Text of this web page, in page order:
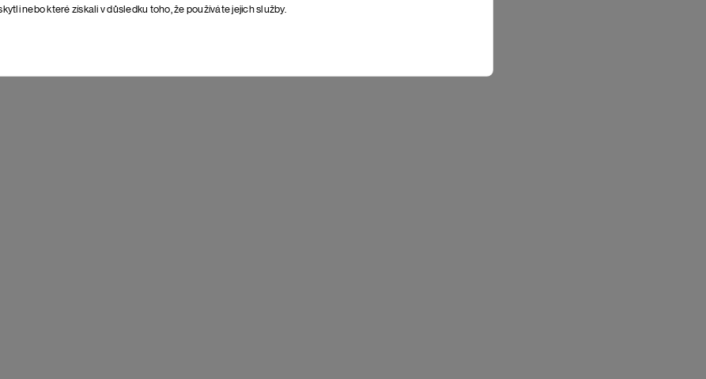
nebo které získali v důsledku toho, že používáte jejich služby.